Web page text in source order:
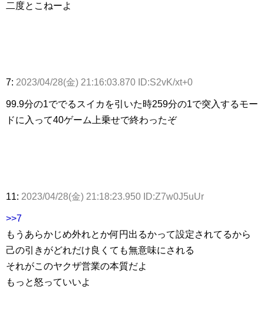
二度とこねーよ
7: 2023/04/28(金) 21:16:03.870 ID:S2vK/xt+0
99.9分の1ででるスイカを引いた時259分の1で突入するモー
ドに入って40ゲーム上乗せで終わったぞ
11: 2023/04/28(金) 21:18:23.950 ID:Z7w0J5uUr
>>7
もうあらかじめ外れとか何円出るかって設定されてるから
己の引きがどれだけ良くても無意味にされる
それがこのヤクザ営業の本質だよ
もっと怒っていいよ